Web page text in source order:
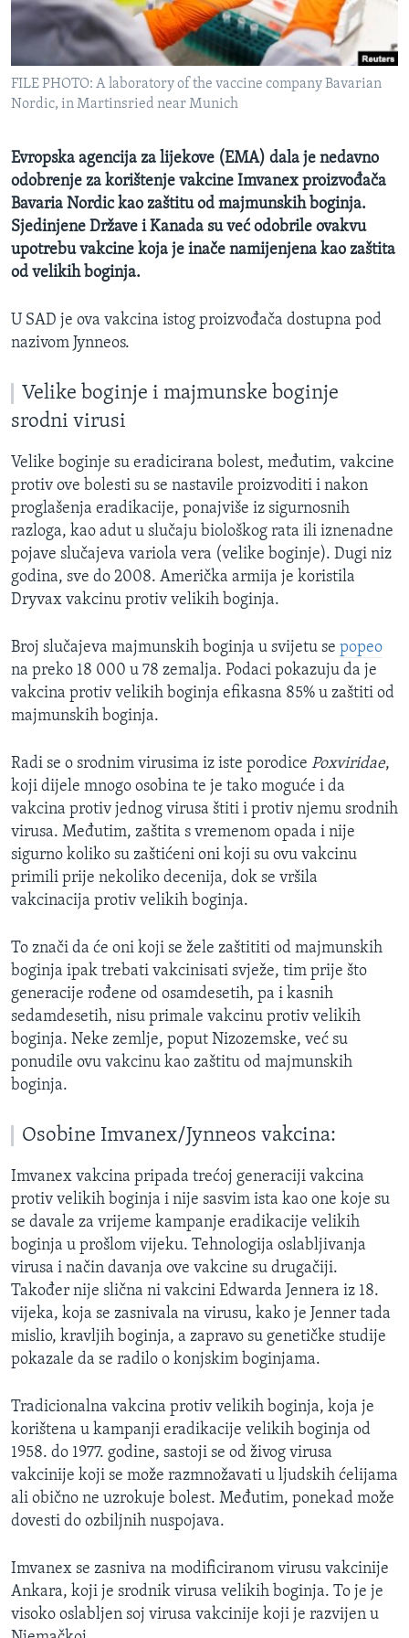
MAGAZIN
O GLASU AMERIKE
Learning English
PRATITE NAS
Jezici
FILE PHOTO: A laboratory of the vaccine company Bavarian
Nordic, in Martinsried near Munich
Evropska agencija za lijekove (EMA) dala je nedavno
odobrenje za korištenje vakcine Imvanex proizvođača
Bavaria Nordic kao zaštitu od majmunskih boginja.
Sjedinjene Države i Kanada su već odobrile ovakvu
upotrebu vakcine koja je inače namijenjena kao zaštita
od velikih boginja.
U SAD je ova vakcina istog proizvođača dostupna pod
nazivom Jynneos.
Velike boginje i majmunske boginje
srodni virusi
Velike boginje su eradicirana bolest, međutim, vakcine
protiv ove bolesti su se nastavile proizvoditi i nakon
proglašenja eradikacije, ponajviše iz sigurnosnih
razloga, kao adut u slučaju biološkog rata ili iznenadne
pojave slučajeva variola vera (velike boginje). Dugi niz
godina, sve do 2008. Američka armija je koristila
Dryvax vakcinu protiv velikih boginja.
Broj slučajeva majmunskih boginja u svijetu se popeo
na preko 18 000 u 78 zemalja. Podaci pokazuju da je
vakcina protiv velikih boginja efikasna 85% u zaštiti od
majmunskih boginja.
Radi se o srodnim virusima iz iste porodice Poxviridae,
koji dijele mnogo osobina te je tako moguće i da
vakcina protiv jednog virusa štiti i protiv njemu srodnih
virusa. Međutim, zaštita s vremenom opada i nije
sigurno koliko su zaštićeni oni koji su ovu vakcinu
primili prije nekoliko decenija, dok se vršila
vakcinacija protiv velikih boginja.
To znači da će oni koji se žele zaštititi od majmunskih
boginja ipak trebati vakcinisati svježe, tim prije što
generacije rođene od osamdesetih, pa i kasnih
sedamdesetih, nisu primale vakcinu protiv velikih
boginja. Neke zemlje, poput Nizozemske, već su
ponudile ovu vakcinu kao zaštitu od majmunskih
boginja.
Osobine Imvanex/Jynneos vakcina:
Imvanex vakcina pripada trećoj generaciji vakcina
protiv velikih boginja i nije sasvim ista kao one koje su
se davale za vrijeme kampanje eradikacije velikih
boginja u prošlom vijeku. Tehnologija oslabljivanja
virusa i način davanja ove vakcine su drugačiji.
Također nije slična ni vakcini Edwarda Jennera iz 18.
vijeka, koja se zasnivala na virusu, kako je Jenner tada
mislio, kravljih boginja, a zapravo su genetičke studije
pokazale da se radilo o konjskim boginjama.
Tradicionalna vakcina protiv velikih boginja, koja je
korištena u kampanji eradikacije velikih boginja od
1958. do 1977. godine, sastoji se od živog virusa
vakcinije koji se može razmnožavati u ljudskih ćelijama
ali obično ne uzrokuje bolest. Međutim, ponekad može
dovesti do ozbiljnih nuspojava.
Imvanex se zasniva na modificiranom virusu vakcinije
Ankara, koji je srodnik virusa velikih boginja. To je je
visoko oslabljen soj virusa vakcinije koji je razvijen u